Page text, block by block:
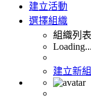
建立活動
選擇組織
組織列表
Loading...
建立新